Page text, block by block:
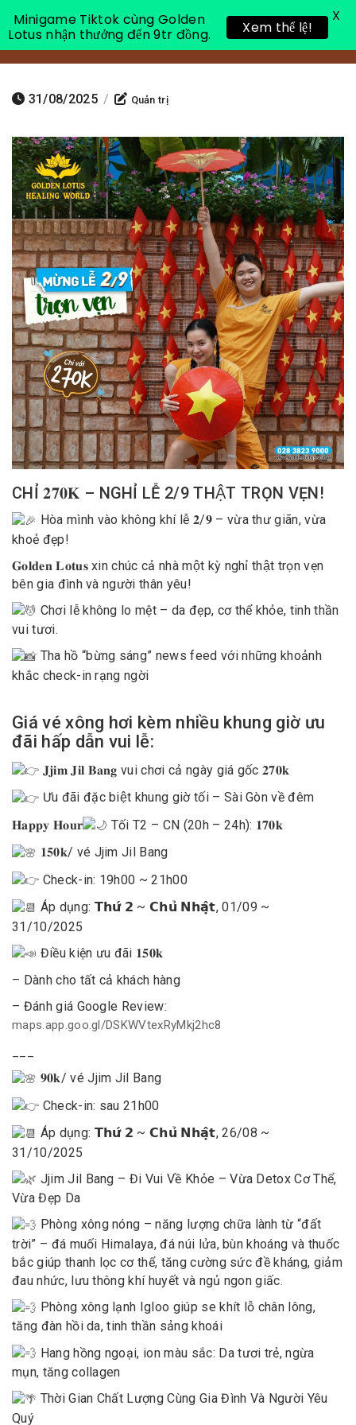
Toggle
31/08/2025 / Quản trị
CHỈ 𝟐𝟕𝟎𝐊 – NGHỈ LỄ 2/9 THẬT TRỌN VẸN!
Hòa mình vào không khí lễ 𝟐/𝟗 – vừa thư giãn, vừa
khoẻ đẹp!
𝐆𝐨𝐥𝐝𝐞𝐧 𝐋𝐨𝐭𝐮𝐬 xin chúc cả nhà một kỳ nghỉ thật trọn vẹn
bên gia đình và người thân yêu!
Chơi lễ không lo mệt – da đẹp, cơ thể khỏe, tinh thần
vui tươi.
Tha hồ “bừng sáng” news feed với những khoảnh
khắc check-in rạng ngời
Giá vé xông hơi kèm nhiều khung giờ ưu
đãi hấp dẫn vui lễ:
𝐉𝐣𝐢𝐦 𝐉𝐢𝐥 𝐁𝐚𝐧𝐠 vui chơi cả ngày giá gốc 𝟐𝟕𝟎𝐤
Ưu đãi đặc biệt khung giờ tối – Sài Gòn về đêm
𝐇𝐚𝐩𝐩𝐲 𝐇𝐨𝐮𝐫
Tối T2 – CN (20h – 24h): 𝟏𝟕𝟎𝐤
𝟏𝟓𝟎𝐤/ vé Jjim Jil Bang
Check-in: 19h00 ~ 21h00
Áp dụng: 𝗧𝗵𝘂̛́ 𝟮 ~ 𝗖𝗵𝘂̉ 𝗡𝗵𝗮̣̂𝘁, 01/09 ~
31/10/2025
Điều kiện ưu đãi 𝟏𝟓𝟎𝐤
– Dành cho tất cả khách hàng
– Đánh giá Google Review:
maps.app.goo.gl/DSKWVtexRyMkj2hc8
𝟗𝟎𝐤/ vé Jjim Jil Bang
Check-in: sau 21h00
Áp dụng: 𝗧𝗵𝘂̛́ 𝟮 ~ 𝗖𝗵𝘂̉ 𝗡𝗵𝗮̣̂𝘁, 26/08 ~
31/10/2025
Jjim Jil Bang – Đi Vui Về Khỏe – Vừa Detox Cơ Thể,
Vừa Đẹp Da
Phòng xông nóng – năng lượng chữa lành từ “đất
trời” – đá muối Himalaya, đá núi lửa, bùn khoáng và thuốc
bắc giúp thanh lọc cơ thể, tăng cường sức đề kháng, giảm
đau nhức, lưu thông khí huyết và ngủ ngon giấc.
Phòng xông lạnh Igloo giúp se khít lỗ chân lông,
tăng đàn hồi da, tinh thần sảng khoái
Hang hồng ngoại, ion màu sắc: Da tươi trẻ, ngừa
mụn, tăng collagen
Thời Gian Chất Lượng Cùng Gia Đình Và Người Yêu
Quý
Minigame Tiktok cùng Golden
Lotus nhận thưởng đến 9tr đồng.
Xem thể lệ!
X